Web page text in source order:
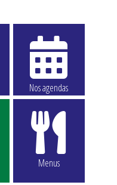
Nos agendas
Menus